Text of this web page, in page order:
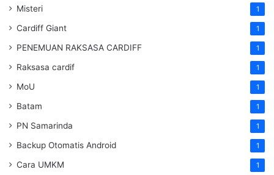
Misteri 1
Cardiff Giant 1
PENEMUAN RAKSASA CARDIFF 1
Raksasa cardif 1
MoU 1
Batam 1
PN Samarinda 1
Backup Otomatis Android 1
Cara UMKM 1